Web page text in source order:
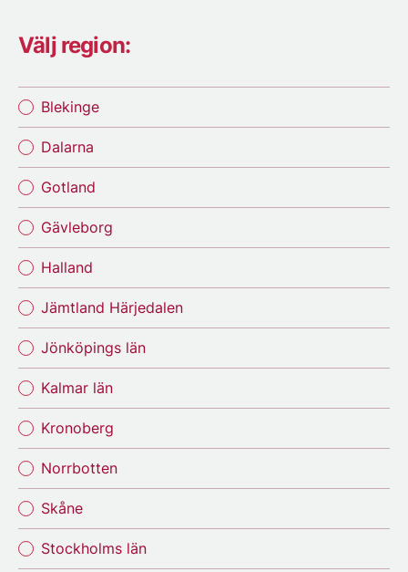
Välj region:
Blekinge
Dalarna
Gotland
Gävleborg
Halland
Jämtland Härjedalen
Jönköpings län
Kalmar län
Kronoberg
Norrbotten
Skåne
Stockholms län